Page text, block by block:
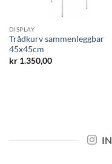
DISPLAY
Trådkurv sammenleggbar
45x45cm
kr1.350,00